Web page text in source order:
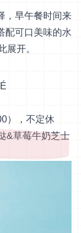
，早午餐时间来
配可口美味的水
展开。
），不定休
&草莓牛奶芝士